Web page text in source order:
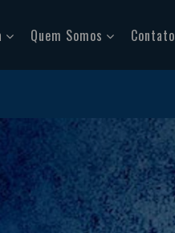
Quem Somos Contato